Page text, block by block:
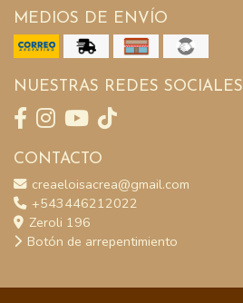
MEDIOS DE ENVÍO
NUESTRAS REDES SOCIALES
CONTACTO
creaeloisacrea@gmail.com
+543446212022
Zeroli 196
Botón de arrepentimiento